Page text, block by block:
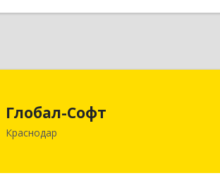
Глобал-Софт
Краснодар
350018, Краснодарский край,
Краснодар г, Сормовская ул, дом № 7